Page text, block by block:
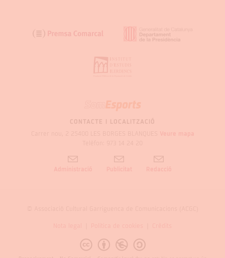
SOM
GARRIGUES
CONTACTE I LOCALITZACIÓ